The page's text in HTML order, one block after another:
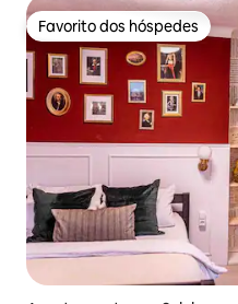
Favorito dos hóspedes
Favorito dos hóspedes